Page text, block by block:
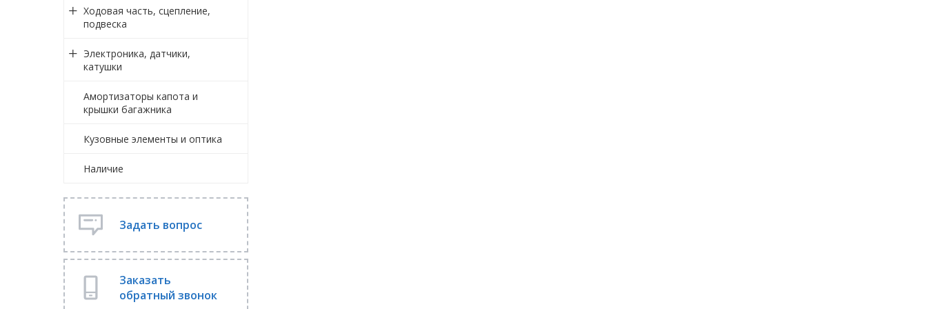
Ходовая часть, сцепление,
подвеска
Электроника, датчики,
катушки
Амортизаторы капота и
крышки багажника
Кузовные элементы и оптика
Наличие
Задать вопрос
Заказать
обратный звонок